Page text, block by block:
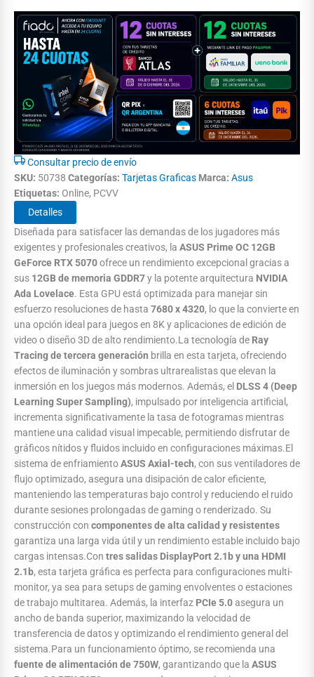
Consultar precio de envío
SKU: 50738 Categorías: Tarjetas Graficas Marca: Asus
Etiquetas: Online, PCVV
Detalles
Diseñada para satisfacer las demandas de los jugadores más
exigentes y profesionales creativos, la ASUS Prime OC 12GB
GeForce RTX 5070ofrece un rendimiento excepcional gracias a
sus 12GB de memoria GDDR7y la potente arquitectura NVIDIA
Ada Lovelace. Esta GPU está optimizada para manejar sin
esfuerzo resoluciones de hasta 7680 x 4320, lo que la convierte en
una opción ideal para juegos en 8K y aplicaciones de edición de
video o diseño 3D de alto rendimiento.La tecnología de Ray
Tracing de tercera generación brilla en esta tarjeta, ofreciendo
efectos de iluminación y sombras ultrarealistas que elevan la
inmersión en los juegos más modernos. Además, el DLSS 4 (Deep
Learning Super Sampling), impulsado por inteligencia artificial,
incrementa significativamente la tasa de fotogramas mientras
mantiene una calidad visual impecable, permitiendo disfrutar de
gráficos nítidos y fluidos incluido en configuraciones máximas.El
sistema de enfriamientoASUS Axial-tech, con sus ventiladores de
flujo optimizado, asegura una disipación de calor eficiente,
manteniendo las temperaturas bajo control y reduciendo el ruido
durante sesiones prolongadas de gaming o renderizado. Su
construcción con componentes de alta calidad y resistentes
garantiza una larga vida útil y un rendimiento estable incluido bajo
cargas intensas.Con tres salidas DisplayPort 2.1b y una HDMI
2.1b, esta tarjeta gráfica es perfecta para configuraciones multi-
monitor, ya sea para setups de gaming envolventes o estaciones
de trabajo multitarea. Además, la interfaz PCIe 5.0asegura un
ancho de banda superior, maximizando la velocidad de
transferencia de datos y optimizando el rendimiento general del
sistema.Para un funcionamiento óptimo, se recomienda una
fuente de alimentación de 750W, garantizando que la ASUS